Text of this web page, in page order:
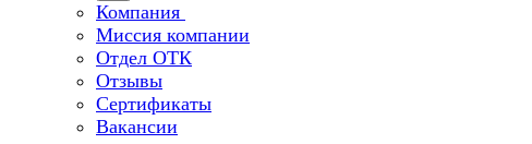
Компания
Миссия компании
Отдел ОТК
Отзывы
Сертификаты
Вакансии